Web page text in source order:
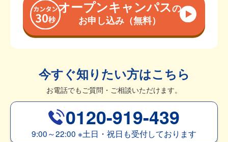
オープンキャンパスの
お申し込み（無料）
今すぐ知りたい方はこちら
お電話でもご質問・ご相談いただけます。
0120-919-439
9:00～22:00 ※土日・祝日も受付しております